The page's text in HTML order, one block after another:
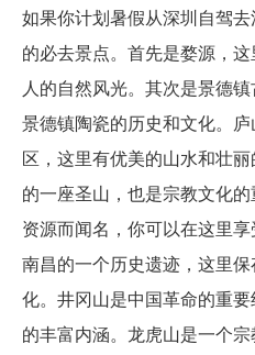
如果你计划暑假从深圳自驾
的必去景点。首先是婺源，
人的自然风光。其次是景德
景德镇陶瓷的历史和文化。
区，这里有优美的山水和壮
的一座圣山，也是宗教文化
资源而闻名，你可以在这里
南昌的一个历史遗迹，这里
化。井冈山是中国革命的重
的丰富内涵。龙虎山是一个